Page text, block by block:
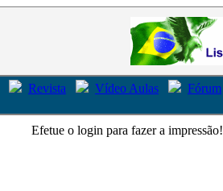
Revista Vídeo Aulas
Fórum
Efetue o login para fazer a impressão!